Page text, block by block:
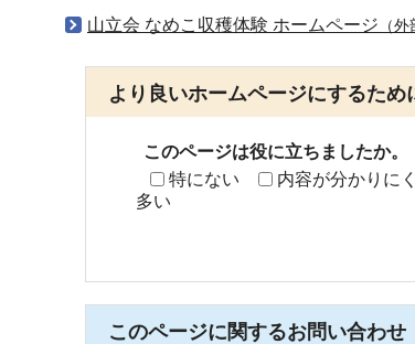
山立会 なめこ収穫体験 ホームページ （
より良いホームページにするため
このページは役に立ちましたか。
特にない
内容が分かりに
多い
このページに関するお問い合わせ